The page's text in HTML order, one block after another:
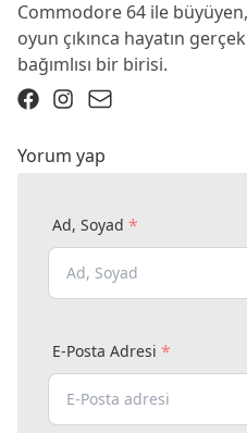
Commodore 64 ile
oyun çıkınca hayatın
bağımlısı bir birisi.
Yorum yap
Ad, Soyad *
E-Posta Adresi *